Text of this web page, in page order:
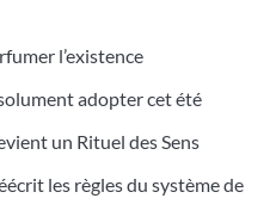
l’existence
adopter cet été
un Rituel des Sens
les règles du système de